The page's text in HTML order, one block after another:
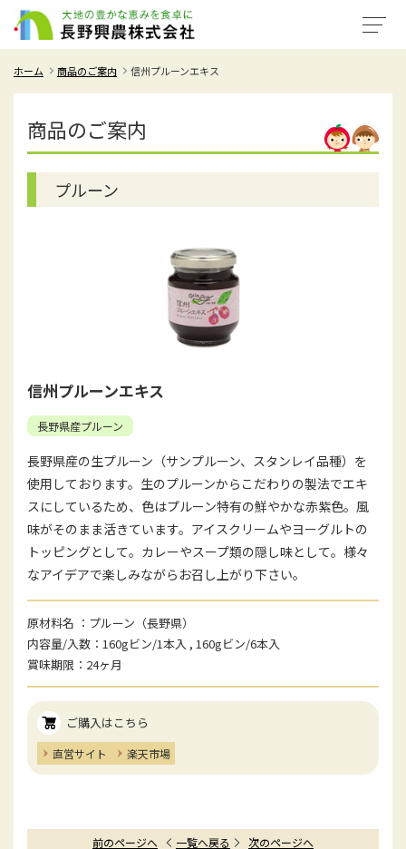
ホーム 商品のご案内 信州プルーンエキス
商品のご案内
プルーン
信州プルーンエキス
長野県産プルーン
長野県産の生プルーン（サンプルーン、スタンレイ品種）を
使用しております。生のプルーンからこだわりの製法でエキ
スにしているため、色はプルーン特有の鮮やかな赤紫色。風
味がそのまま活きています。アイスクリームやヨーグルトの
トッピングとして。カレーやスープ類の隠し味として。様々
なアイデアで楽しみながらお召し上がり下さい。
原材料名
プルーン（長野県）
内容量/入数
160gビン/1本入 , 160gビン/6本入
賞味期限
24ヶ月
ご購入はこちら
直営サイト 楽天市場
前のページへ 一覧へ戻る 次のページへ